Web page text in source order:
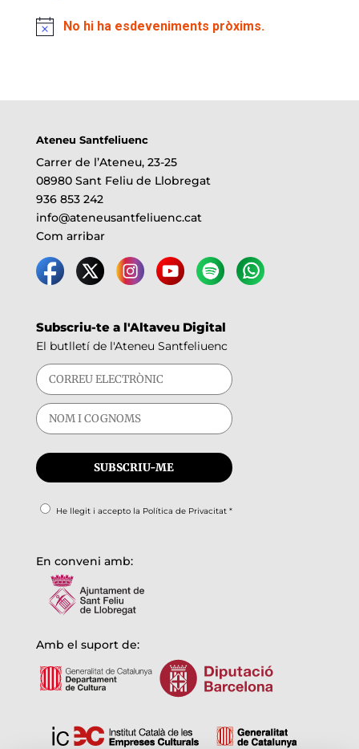
No hi ha esdeveniments pròxims.
Ateneu Santfeliuenc
Carrer de l’Ateneu, 23-25
08980 Sant Feliu de Llobregat
936 853 242
info@ateneusantfeliuenc.cat
Com arribar
Subscriu-te a l'Altaveu Digital
El butlletí de l'Ateneu Santfeliuenc
He llegit i accepto la Política de Privacitat*
En conveni amb:
Amb el suport de: